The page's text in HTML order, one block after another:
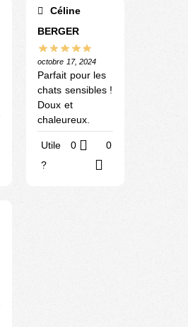
Céline
BERGER
octobre 17, 2024
Parfait pour les
chats sensibles !
Doux et
chaleureux.
Utile
?
0 0